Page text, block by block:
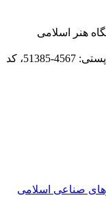
دفتر نشریه هنرهای صناعی اسلامی، صندوق پستی: 4567-51385، کد
اسلامی